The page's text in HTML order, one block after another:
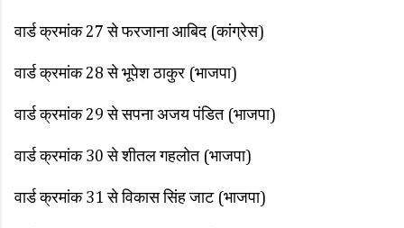
वार्ड क्रमांक 27 से फरजाना आबिद (कांग्रेस)
वार्ड क्रमांक 28 से भूपेश ठाकुर (भाजपा)
वार्ड क्रमांक 29 से सपना अजय पंडित (भाजपा)
वार्ड क्रमांक 30 से शीतल गहलोत (भाजपा)
वार्ड क्रमांक 31 से विकास सिंह जाट (भाजपा)